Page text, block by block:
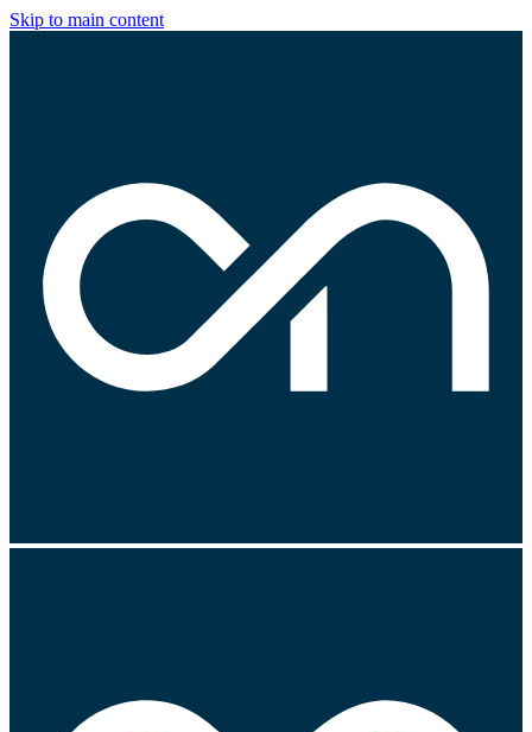
Skip to main content